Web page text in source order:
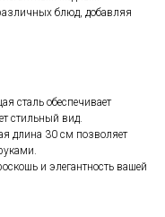
блюд, добавляя
сталь обеспечивает
стильный вид.
длина 30 см позволяет
и элегантность вашей